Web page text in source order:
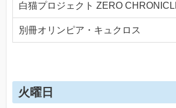
白猫プロジェクト ZERO
別冊オリンピア・キュクロス
火曜日